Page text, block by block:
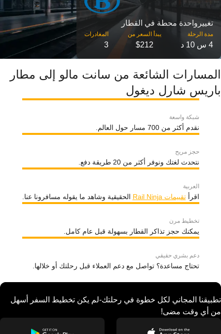
تغییرواحدة محطة في القطار
مدة الرحلة
4 س 10 د $212
3
المسارات الشائعة من سانت مالو إلى مطار
باريس شارل ديغول
شبكة واسعة
نقدم أكثر من 700 مسار حول العالم.
حجز مريح
نتحدث لغتك ونوفر أكثر من 20 طريقة دفع.
العربية
اقرأتقييمات Rail Ninja الحقيقية وشاهد ما يقوله مسافرونا عنا.
تخطيط مرن
يمكنك حجز تذاكر القطار بسهولة قبل عام كامل.
دعم بشري حقيقي
تحتاج مساعدة؟ تواصل مع دعم العملاء قبل رحلتك أو خلالها.
تطبيقنا المجاني لكل خطوة في رحلتك-لم يكن تخطيط السفر أسهل
من أي وقت مضى!